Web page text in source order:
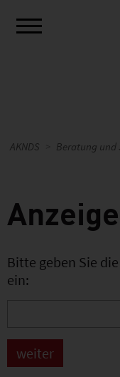
AKNDS Beratung und
Bitte geben Sie
ein: